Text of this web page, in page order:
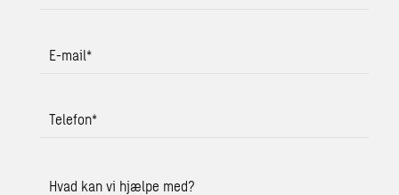
E-mail*
Telefon*
Hvad kan vi hjælpe med?